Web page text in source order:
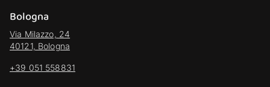
Bologna
Via Milazzo, 24
40121, Bologna
+39 051 558831